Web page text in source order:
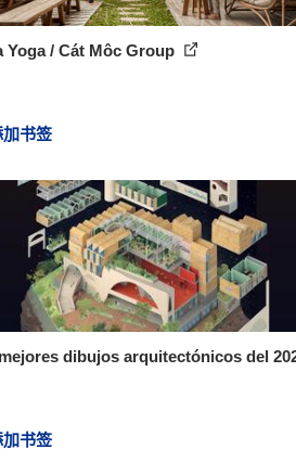
Yoga / Cát Môc Group
加书签
dibujos arquitectónicos del
加书签